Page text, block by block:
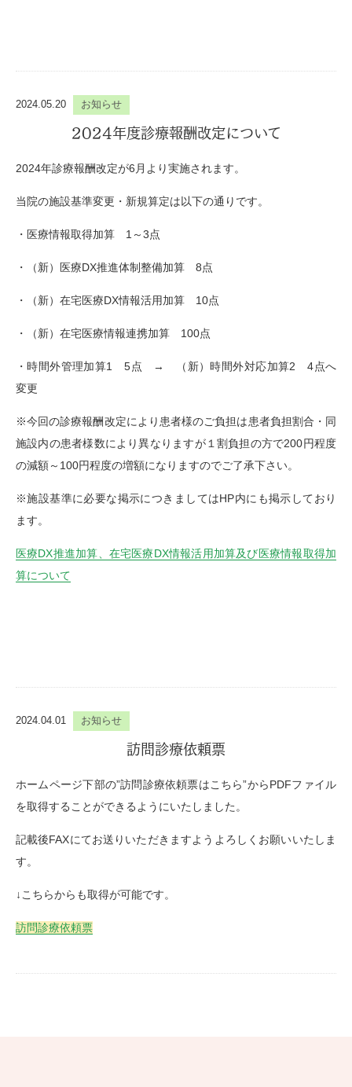
2024.05.20 お知らせ
2024年度診療報酬改定について
2024年診療報酬改定が6月より実施されます。
当院の施設基準変更・新規算定は以下の通りです。
・医療情報取得加算 1～3点
・（新）医療DX推進体制整備加算 8点
・（新）在宅医療DX情報活用加算 10点
・（新）在宅医療情報連携加算 100点
・時間外管理加算1 5点 → （新）時間外対応加算2 4点へ
変更
※今回の診療報酬改定により患者様のご負担は患者負担割合・同
施設内の患者様数により異なりますが１割負担の方で200円程度
の減額～100円程度の増額になりますのでご了承下さい。
※施設基準に必要な掲示につきましてはHP内にも掲示しており
ます。
医療DX推進加算、在宅医療DX情報活用加算及び医療情報取得加
算について
2024.04.01 お知らせ
訪問診療依頼票
ホームページ下部の”訪問診療依頼票はこちら”からPDFファイル
を取得することができるようにいたしました。
記載後FAXにてお送りいただきますようよろしくお願いいたしま
す。
↓こちらからも取得が可能です。
訪問診療依頼票